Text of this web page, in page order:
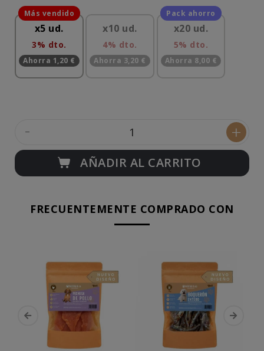
x5 ud.
3% dto.
Ahorra 1,20 €
x10 ud.
4% dto.
Ahorra 3,20 €
x20 ud.
5% dto.
Ahorra 8,00 €
- +
AÑADIR AL CARRITO
FRECUENTEMENTE COMPRADO CON